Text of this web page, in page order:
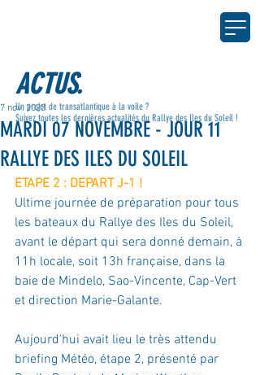
ACTUS.
MARDI 07 NOVEMBRE - JOUR 11
RALLYE DES ILES DU SOLEIL
7 nov. 2023
ETAPE 2 : DEPART J-1 !
Ultime journée de préparation pour tous
les bateaux du Rallye des Iles du Soleil,
avant le départ qui sera donné demain, à
11h locale, soit 13h française, dans la
baie de Mindelo, Sao-Vincente, Cap-Vert
et direction Marie-Galante.
Aujourd'hui avait lieu le très attendu
briefing Météo, étape 2, présenté par
Un projet de transatlantique à la voile ?
Suivez toutes les dernières actualités du Rallye des Iles du Soleil !